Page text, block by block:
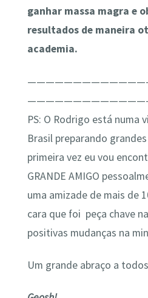
ganhar massa magra e
resultados de maneira
academia.
PS: O Rodrigo está numa
Brasil preparando
primeira vez eu vou
GRANDE AMIGO
uma amizade de mais de
cara que foi peça chave
positivas mudanças na
Um grande abraço a